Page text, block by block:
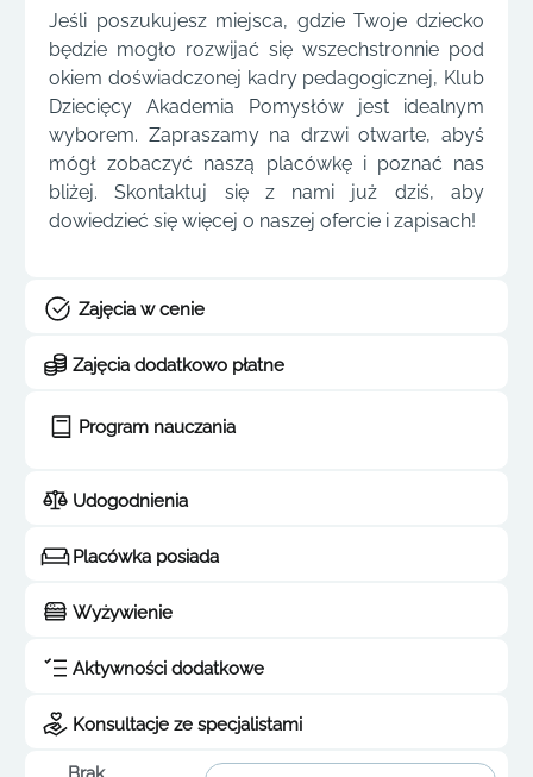
Jeśli poszukujesz miejsca, gdzie Twoje dziecko
będzie mogło rozwijać się wszechstronnie pod
okiem doświadczonej kadry pedagogicznej, Klub
Dziecięcy Akademia Pomysłów jest idealnym
wyborem. Zapraszamy na drzwi otwarte, abyś
mógł zobaczyć naszą placówkę i poznać nas
bliżej. Skontaktuj się z nami już dziś, aby
dowiedzieć się więcej o naszej ofercie i zapisach!
Zajęcia w cenie
Zajęcia dodatkowo płatne
Program nauczania
Udogodnienia
Placówka posiada
Wyżywienie
Aktywności dodatkowe
Konsultacje ze specjalistami